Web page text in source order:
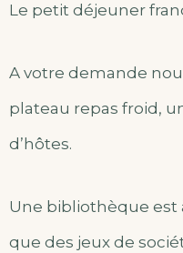
Le petit déjeuner
A votre demande
plateau repas froid,
d’hôtes.
Une bibliothèque est
que des jeux de